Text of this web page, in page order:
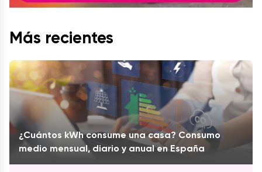
Más recientes
¿Cuántos kWh consume una casa? Consumo
medio mensual, diario y anual en España